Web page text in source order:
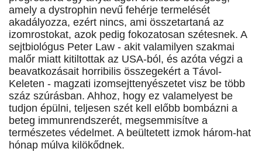
amely a dystrophin nevű fehérje termelését
akadályozza, ezért nincs, ami összetartaná az
izomrostokat, azok pedig fokozatosan szétesnek. A
sejtbiológus Peter Law - akit valamilyen szakmai
malőr miatt kitiltottak az USA-ból, és azóta végzi a
beavatkozásait horribilis összegekért a Távol-
Keleten - magzati izomsejttenyészetet visz be több
száz szúrásban. Ahhoz, hogy ez valamelyest be
tudjon épülni, teljesen szét kell előbb bombázni a
beteg immunrendszerét, megsemmisítve a
természetes védelmet. A beültetett izmok három-hat
hónap múlva kilökődnek.